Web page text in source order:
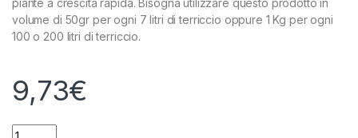
volume di 50gr per ogni 7 litri di terriccio oppure 1 Kg per ogni
100 o 200 litri di terriccio.
9,73€
TOP CROP - SUPERGUANO - 1KG quantity